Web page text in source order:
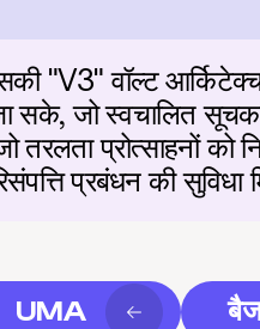
वॉल्ट आर्किटेक्चर
सके, जो स्वचालित
प्रोत्साहनों
प्रबंधन की सुविधा
UMA